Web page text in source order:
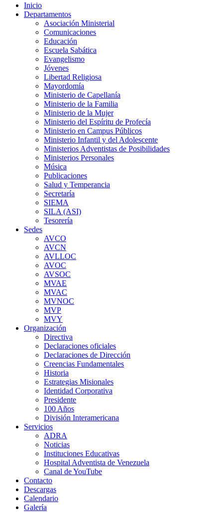
Inicio
Departamentos
Asociación Ministerial
Comunicaciones
Educación
Escuela Sabática
Evangelismo
Jóvenes
Libertad Religiosa
Mayordomía
Ministerio de Capellanía
Ministerio de la Familia
Ministerio de la Mujer
Ministerio del Espíritu de Profecía
Ministerio en Campus Públicos
Ministerio Infantil y del Adolescente
Ministerios Adventistas de Posibilidades
Ministerios Personales
Música
Publicaciones
Salud y Temperancia
Secretaría
SIEMA
SILA (ASI)
Tesorería
Sedes
AVCO
AVCN
AVLLOC
AVOC
AVSOC
MVAE
MVAC
MVNOC
MVP
MVY
Organización
Directiva
Declaraciones oficiales
Declaraciones de Dirección
Creencias Fundamentales
Historia
Estrategias Misionales
Identidad Corporativa
Presidente
100 Años
División Interamericana
Servicios
ADRA
Noticias
Instituciones Educativas
Hospital Adventista de Venezuela
Canal de YouTube
Contacto
Descargas
Calendario
Galería